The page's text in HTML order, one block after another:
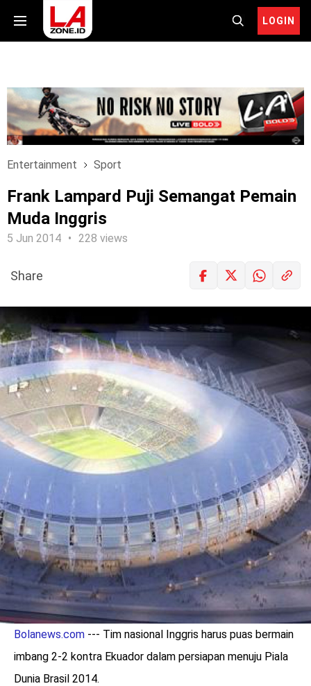
LOGIN
Entertainment Sport
Frank Lampard Puji Semangat Pemain
Muda Inggris
5 Jun 2014 228 views
benefit
menarik
LOGIN
Share
Bolanews.com --- Tim nasional Inggris harus puas bermain
imbang 2-2 kontra Ekuador dalam persiapan menuju Piala
Dunia Brasil 2014.